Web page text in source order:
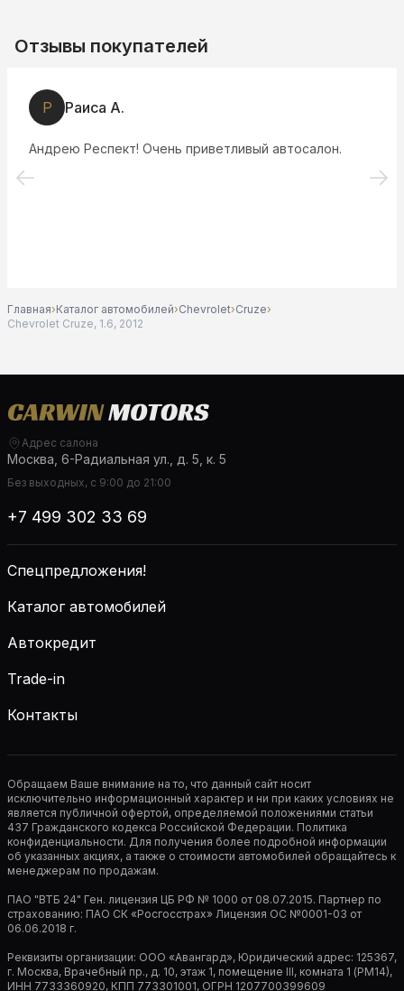
Отзывы покупателей
Р Раиса А.
Андрею Респект! Очень приветливый автосалон.
Главная›Каталог автомобилей›Chevrolet›Cruze›
Chevrolet Cruze, 1.6, 2012
Адрес салона
Москва, 6-Радиальная ул., д. 5, к. 5
Без выходных, с 9:00 до 21:00
+7 499 302 33 69
Спецпредложения!
Каталог автомобилей
Автокредит
Trade-in
Контакты
Обращаем Ваше внимание на то, что данный сайт носит
исключительно информационный характер и ни при каких условиях не
является публичной офертой, определяемой положениями статьи
437 Гражданского кодекса Российской Федерации. Политика
конфиденциальности. Для получения более подробной информации
об указанных акциях, а также о стоимости автомобилей обращайтесь к
менеджерам по продажам.
ПАО "ВТБ 24" Ген. лицензия ЦБ РФ № 1000 от 08.07.2015. Партнер по
страхованию: ПАО СК «Росгосстрах» Лицензия ОС №0001-03 от
06.06.2018 г.
Реквизиты организации: ООО «Авангард», Юридический адрес: 125367,
г. Москва, Врачебный пр., д. 10, этаж 1, помещение III, комната 1 (РМ14),
ИНН 7733360920, КПП 773301001, ОГРН 1207700399609